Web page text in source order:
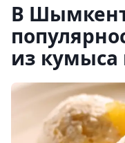
В
из кумыса